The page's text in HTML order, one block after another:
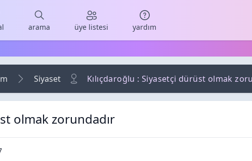
arama üye listesi yardım
Siyaset Kılıçdaroğlu : Siyasetçi dürüst olmak
olmak zorundadır
/ Görüntüleme